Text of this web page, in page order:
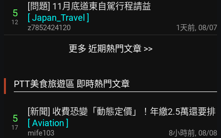
5
12
[問題] 11月底道東自駕行程請益
[Japan_Travel ]
z7852424120 1天前, 08/07
更多 近期熱門文章 >>
PTT美食旅遊區 即時熱門文章
5
17
[新聞] 收費恐變「動態定價」！年繳2.5萬還要排
[Aviation ]
mife103 8小時前, 08/08